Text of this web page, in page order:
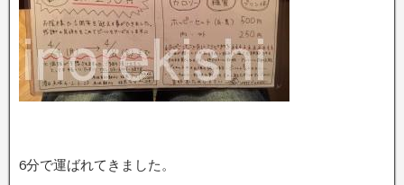
6分で運ばれてきました。